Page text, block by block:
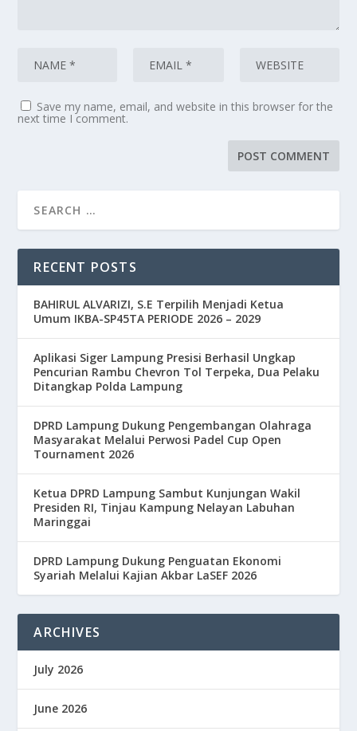
Save my name, email, and website in this browser for the
next time I comment.
RECENT POSTS
BAHIRUL ALVARIZI, S.E Terpilih Menjadi Ketua
Umum IKBA-SP45TA PERIODE 2026 – 2029
Aplikasi Siger Lampung Presisi Berhasil Ungkap
Pencurian Rambu Chevron Tol Terpeka, Dua Pelaku
Ditangkap Polda Lampung
DPRD Lampung Dukung Pengembangan Olahraga
Masyarakat Melalui Perwosi Padel Cup Open
Tournament 2026
Ketua DPRD Lampung Sambut Kunjungan Wakil
Presiden RI, Tinjau Kampung Nelayan Labuhan
Maringgai
DPRD Lampung Dukung Penguatan Ekonomi
Syariah Melalui Kajian Akbar LaSEF 2026
ARCHIVES
July 2026
June 2026